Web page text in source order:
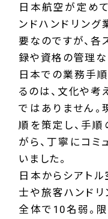
日本航空が定め
ンドハンドリン
要なのですが、各
録や資格の管理な
日本での業務手
るのは、文化や考
ではありません
順を策定し、手
がら、丁寧にコミ
いました。
日本からシアト
士や旅客ハンド
全体で10名弱。